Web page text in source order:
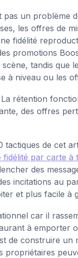
un problème
les offres de
fidélité
promotions
tandis que
à niveau ou les
rétention
des offres
de cet
fidélité par carte à
des
incitations au
et plus facile à
car il
à emporter
de construire un